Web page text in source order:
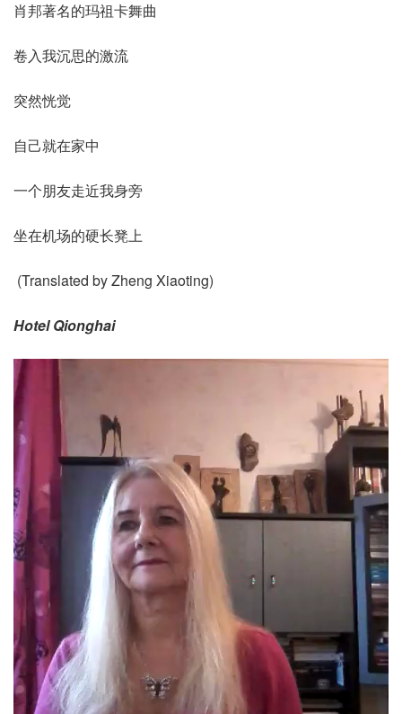
肖邦著名的玛祖卡舞曲
卷入我沉思的激流
突然恍觉
自己就在家中
一个朋友走近我身旁
坐在机场的硬长凳上
(Translated by Zheng Xiaoting)
Hotel Qionghai